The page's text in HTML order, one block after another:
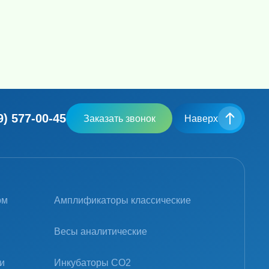
577-00-45 Заказать звонок Наверх
Амплификаторы классические
Весы аналитические
Инкубаторы CO2